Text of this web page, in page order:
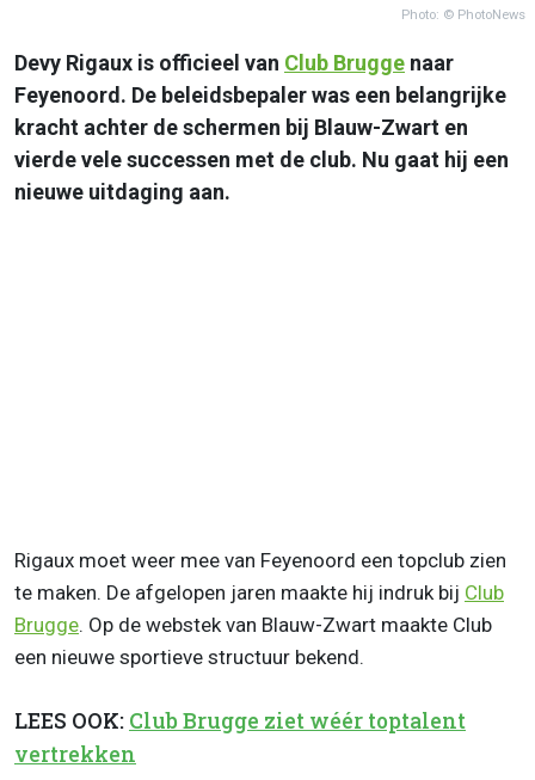
Photo: © PhotoNews
Devy Rigaux is officieel van Club Brugge naar
Feyenoord. De beleidsbepaler was een belangrijke
kracht achter de schermen bij Blauw-Zwart en
vierde vele successen met de club. Nu gaat hij een
nieuwe uitdaging aan.
Rigaux moet weer mee van Feyenoord een topclub zien
te maken. De afgelopen jaren maakte hij indruk bij Club
Brugge. Op de webstek van Blauw-Zwart maakte Club
een nieuwe sportieve structuur bekend.
LEES OOK: Club Brugge ziet wéér toptalent
vertrekken